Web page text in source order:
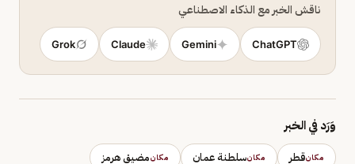
ناقش الخبر مع الذكاء الاصطناعي
ChatGPT
Gemini
Claude
Grok
وَرَد في الخبر
مكانقطر مكانسلطنة عمان مكانمضيق هرمز